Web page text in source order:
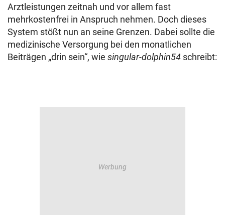
Arztleistungen zeitnah und vor allem fast
mehrkostenfrei in Anspruch nehmen. Doch dieses
System stößt nun an seine Grenzen. Dabei sollte die
medizinische Versorgung bei den monatlichen
Beiträgen „drin sein“, wie singular-dolphin54 schreibt: